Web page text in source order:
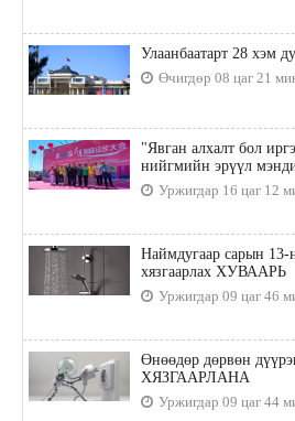
Улаанбаатарт 28 хэм
Өчигдөр 08 цаг 21
"Явган алхалт бол
нийгмийн эрүүл
Уржигдар 16 цаг 12
Наймдугаар сарын 13-
хязгаарлах ХУВААРЬ
Уржигдар 09 цаг 46
Өнөөдөр дөрвөн
ХЯЗГААРЛАНА
Уржигдар 09 цаг 44